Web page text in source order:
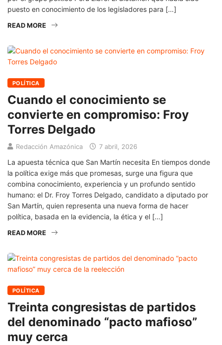
puesto en conocimiento de los legisladores para […]
READ MORE
POLÍTICA
Cuando el conocimiento se
convierte en compromiso: Froy
Torres Delgado
Redacción Amazónica 7 abril, 2026
La apuesta técnica que San Martín necesita En tiempos donde
la política exige más que promesas, surge una figura que
combina conocimiento, experiencia y un profundo sentido
humano: el Dr. Froy Torres Delgado, candidato a diputado por
San Martín, quien representa una nueva forma de hacer
política, basada en la evidencia, la ética y el […]
READ MORE
POLÍTICA
Treinta congresistas de partidos
del denominado “pacto mafioso”
muy cerca